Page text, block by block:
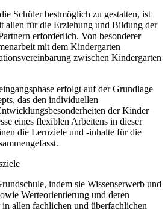
Schüler bestmöglich zu gestalten, ist
allen für die Erziehung und Bildung der
erforderlich. Von besonderer
mit dem Kindergarten
zwischen Kindergarten
erfolgt auf der Grundlage
das den individuellen
der Kinder
eines flexiblen Arbeitens in dieser
die Lernziele und -inhalte für die
indem sie Wissenserwerb und
Werteorientierung und deren
allen fachlichen und überfachlichen